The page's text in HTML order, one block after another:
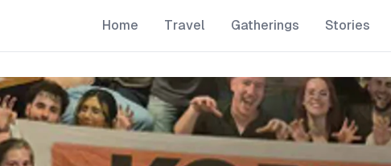
Home Travel Gatherings Stories